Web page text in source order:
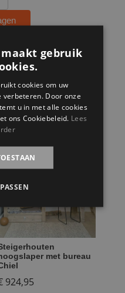
,Steigerhouten bedden
Tags:boekenkast trap
,stapelbed
met bureau
924,95
gebruik
cookies om uw
Door onze
u in met alle cookies
ons Cookiebeleid. Lees